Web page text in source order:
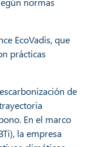
EcoVadis, que
prácticas
de
En el marco
la empresa